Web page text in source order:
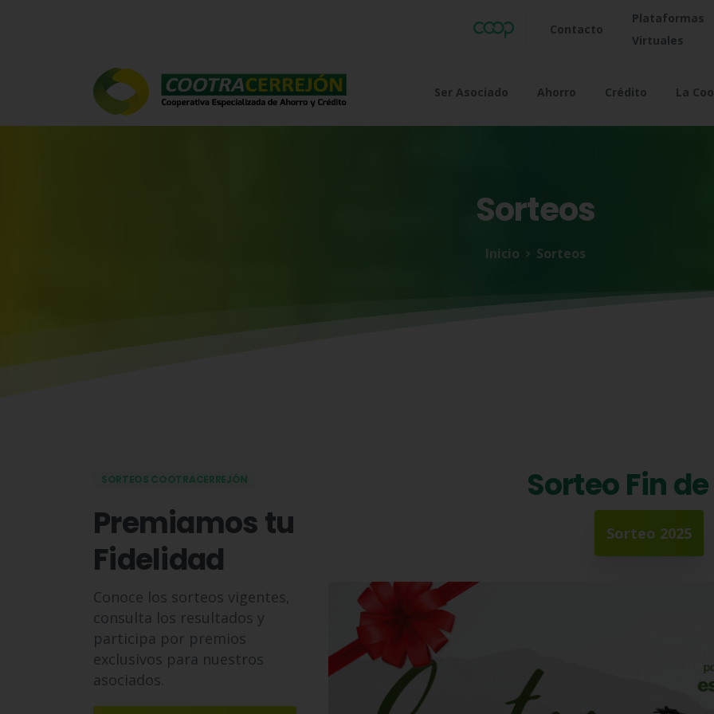
Contacto
Plataformas
Virtuales
Ser Asociado Ahorro Crédito La
Sorteos
Inicio Sorteos
SORTEOS COOTRACERREJÓN
Premiamos tu
Fidelidad
Conoce los sorteos vigentes,
consulta los resultados y
participa por premios
exclusivos para nuestros
asociados.
Sorteo Fin
Sorteo 2025